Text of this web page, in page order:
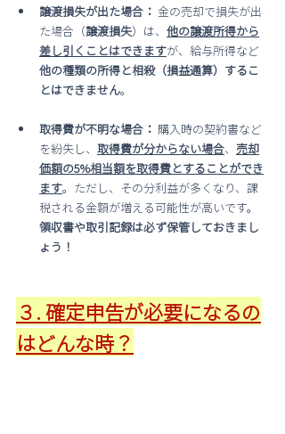
譲渡損失が出た場合： 金の売却で損失が出
た場合（譲渡損失）は、 他の譲渡所得から
差し引くことはできますが、給与所得など
他の種類の所得と相殺（損益通算）するこ
とはできません。
取得費が不明な場合： 購入時の契約書など
を紛失し、 取得費が分からない場合、 売却
価額の5%相当額を取得費とすることができ
ます。ただし、その分利益が多くなり、課
税される金額が増える可能性が高いです。
領収書や取引記録は必ず保管しておきまし
ょう！
３. 確定申告が必要になるの
はどんな時？